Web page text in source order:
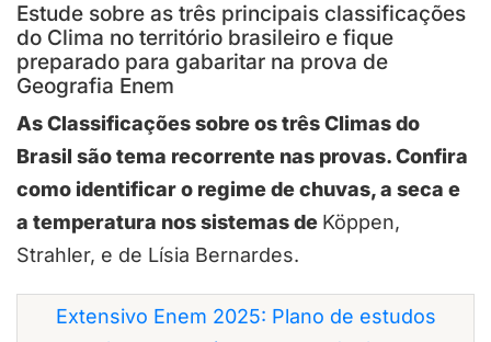
Estude sobre as três principais classificações
do Clima no território brasileiro e fique
preparado para gabaritar na prova de
Geografia Enem
As Classificações sobre os três Climas do
Brasil são tema recorrente nas provas. Confira
como identificar o regime de chuvas, a seca e
a temperatura nos sistemas de Köppen,
Strahler, e de Lísia Bernardes.
Extensivo Enem 2025: Plano de estudos